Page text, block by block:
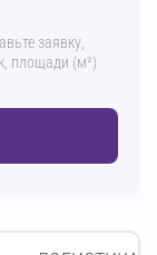
заявку,
площади (м²)